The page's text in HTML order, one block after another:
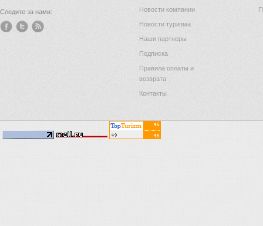
Следите за нами: Новости компании
Новости туризма
Наши партнеры
Подписка
Правила оплаты и
возврата
Контакты